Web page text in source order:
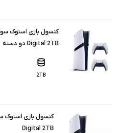
Digital 2TB دو دسته
2TB
Digital 2TB